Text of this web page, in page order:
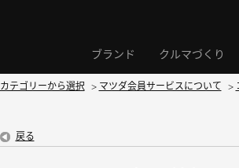
ブランド クルマづくり
カテゴリーから選択 > マツダ会員サービスについて >
戻る